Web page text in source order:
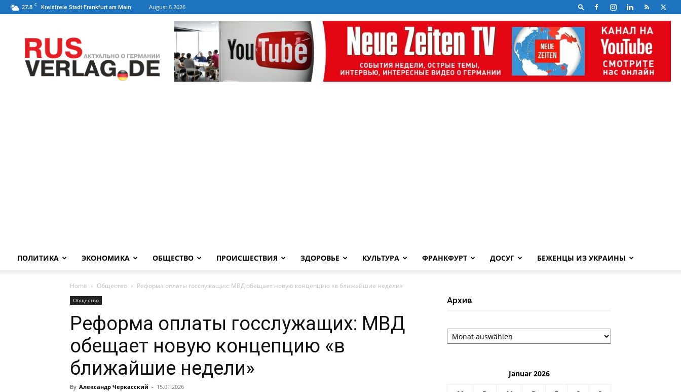
27.8 C Kreisfreie Stadt Frankfurt am Main August 6 2026
ПОЛИТИКА ЭКОНОМИКА ОБЩЕСТВО ПРОИСШЕСТВИЯ ЗДОРОВЬЕ КУЛЬТУРА ФРАНКФУРТ ДОСУГ БЕЖЕНЦЫ ИЗ УКРАИНЫ
Home Общество Реформа оплаты госслужащих: МВД обещает новую концепцию «в ближайшие недели»
Общество
Реформа оплаты госслужащих: МВД
обещает новую концепцию «в
ближайшие недели»
By Александр Черкасский - 15.01.2026
Архив
Архив
Januar 2026